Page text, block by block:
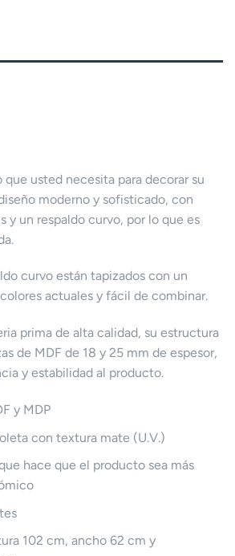
que usted necesita para decorar su
moderno y sofisticado, con
y un respaldo curvo, por lo que es
curvo están tapizados con un
actuales y fácil de combinar.
prima de alta calidad, su estructura
de MDF de 18 y 25 mm de espesor,
y estabilidad al producto.
y MDP
con textura mate (U.V.)
hace que el producto sea más
102 cm, ancho 62 cm y